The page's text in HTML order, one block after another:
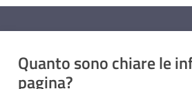
Quanto sono chiare le
pagina?